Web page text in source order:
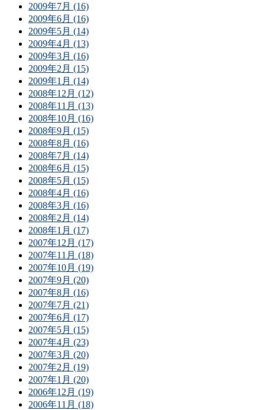
2009年7月 (16)
2009年6月 (16)
2009年5月 (14)
2009年4月 (13)
2009年3月 (16)
2009年2月 (15)
2009年1月 (14)
2008年12月 (12)
2008年11月 (13)
2008年10月 (16)
2008年9月 (15)
2008年8月 (16)
2008年7月 (14)
2008年6月 (15)
2008年5月 (15)
2008年4月 (16)
2008年3月 (16)
2008年2月 (14)
2008年1月 (17)
2007年12月 (17)
2007年11月 (18)
2007年10月 (19)
2007年9月 (20)
2007年8月 (16)
2007年7月 (21)
2007年6月 (17)
2007年5月 (15)
2007年4月 (23)
2007年3月 (20)
2007年2月 (19)
2007年1月 (20)
2006年12月 (19)
2006年11月 (18)